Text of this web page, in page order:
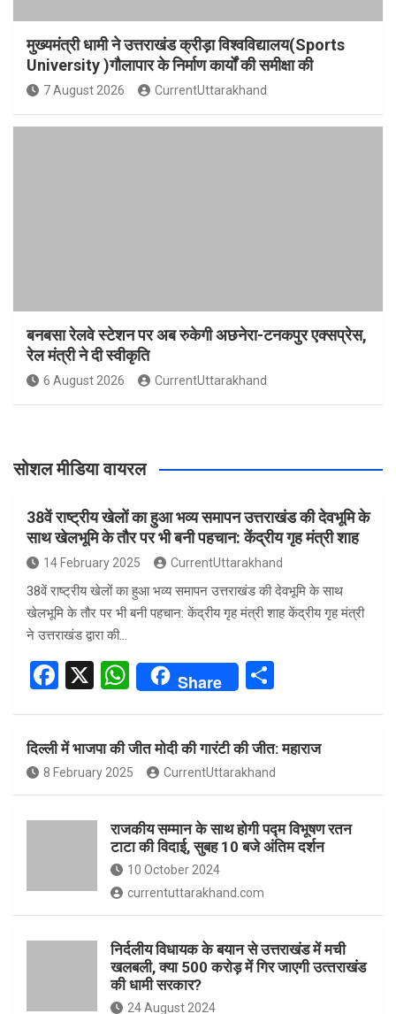
मुख्यमंत्री धामी ने उत्तराखंड क्रीड़ा विश्वविद्यालय(Sports
University )गौलापार के निर्माण कार्यों की समीक्षा की
7 August 2026 CurrentUttarakhand
बनबसा रेलवे स्टेशन पर अब रुकेगी अछनेरा-टनकपुर एक्सप्रेस,
रेल मंत्री ने दी स्वीकृति
6 August 2026 CurrentUttarakhand
सोशल मीडिया वायरल
38वें राष्ट्रीय खेलों का हुआ भव्य समापन उत्तराखंड की देवभूमि के
साथ खेलभूमि के तौर पर भी बनी पहचान: केंद्रीय गृह मंत्री शाह
14 February 2025 CurrentUttarakhand
38वें राष्ट्रीय खेलों का हुआ भव्य समापन उत्तराखंड की देवभूमि के साथ
खेलभूमि के तौर पर भी बनी पहचान: केंद्रीय गृह मंत्री शाह केंद्रीय गृह मंत्री
ने उत्तराखंड द्वारा की…
F
ce
b
o
o
X
W
at
s
A
p
p
Share
e
दिल्ली में भाजपा की जीत मोदी की गारंटी की जीत: महाराज
8 February 2025 CurrentUttarakhand
राजकीय सम्मान के साथ होगी पद्म विभूषण रतन
टाटा की विदाई, सुबह 10 बजे अंतिम दर्शन
10 October 2024
currentuttarakhand.com
निर्दलीय विधायक के बयान से उत्तराखंड में मची
खलबली, क्‍या 500 करोड़ में गिर जाएगी उत्‍तराखंड
की धामी सरकार?
24 August 2024